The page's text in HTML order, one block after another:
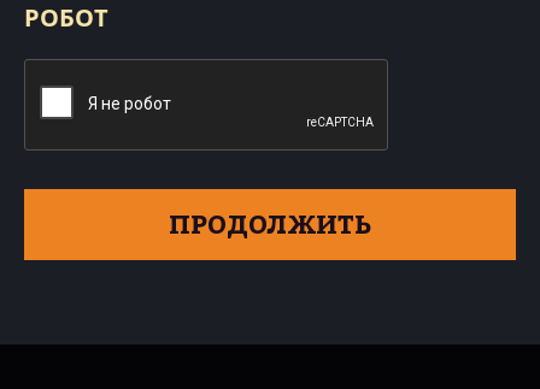
РОБОТ
ПРОДОЛЖИТЬ